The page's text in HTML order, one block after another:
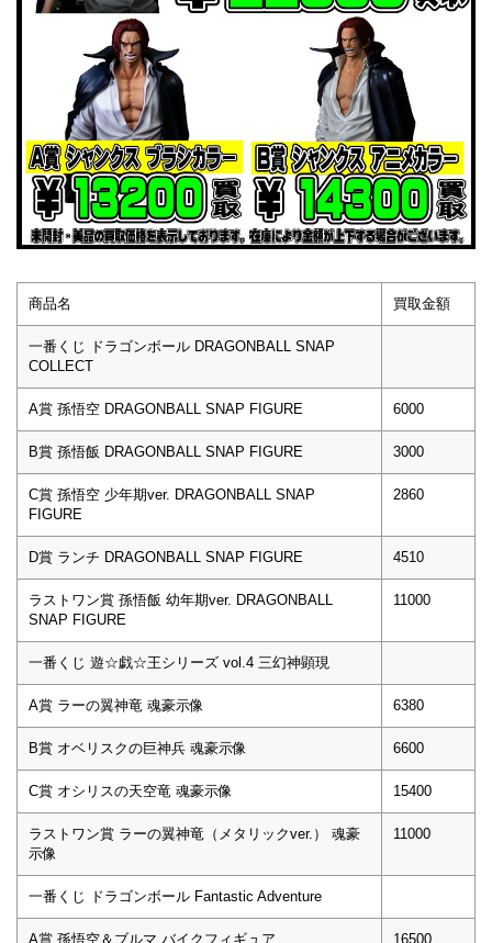
商品名 買取金額
一番くじ ドラゴンボール DRAGONBALL SNAP
COLLECT
A賞 孫悟空 DRAGONBALL SNAP FIGURE 6000
B賞 孫悟飯 DRAGONBALL SNAP FIGURE 3000
C賞 孫悟空 少年期ver. DRAGONBALL SNAP
FIGURE
2860
D賞 ランチ DRAGONBALL SNAP FIGURE 4510
ラストワン賞 孫悟飯 幼年期ver. DRAGONBALL
SNAP FIGURE
11000
一番くじ 遊☆戯☆王シリーズ vol.4 三幻神顕現
A賞 ラーの翼神竜 魂豪示像 6380
B賞 オベリスクの巨神兵 魂豪示像 6600
C賞 オシリスの天空竜 魂豪示像 15400
ラストワン賞 ラーの翼神竜（メタリックver.） 魂豪
示像
11000
一番くじ ドラゴンボール Fantastic Adventure
A賞 孫悟空＆ブルマ バイクフィギュア 16500